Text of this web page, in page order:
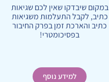
במקום שיבדקו שאין לכם שגיאות
כתיב, לקבל התעלמות משגיאות
כתיב והארכת זמן בפרק החיבור
בפסיכומטרי!
למידע נוסף